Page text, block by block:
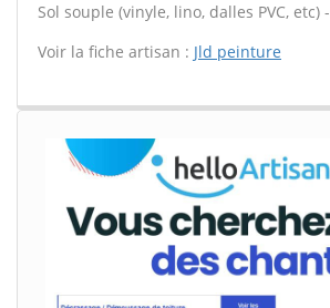
Sol souple (vinyle, lino, dalles PVC, etc) -
Voir la fiche artisan : Jld peinture